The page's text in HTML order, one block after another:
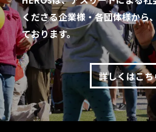
くださる企業様・各団体様から
ております。
詳しくはこち